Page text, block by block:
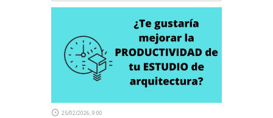
25/02/2026, 9:00